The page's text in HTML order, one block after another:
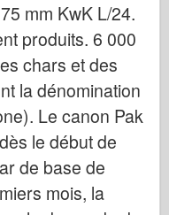
mm KwK L/24.
produits. 6 000
chars et des
la dénomination
Le canon Pak
le début de
de base de
mois, la